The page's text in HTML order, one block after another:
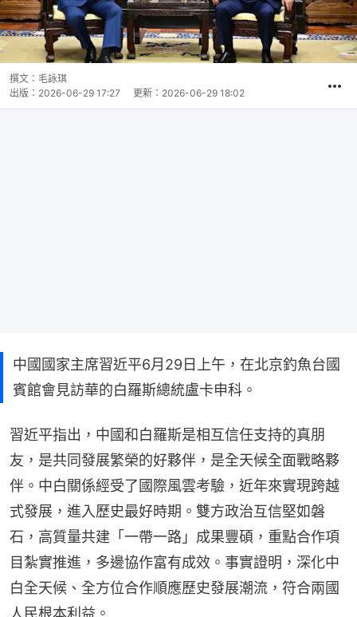
撰文： 毛詠琪
出版： 2026-06-29 17:27 更新： 2026-06-29 18:02
中國國家主席習近平6月29日上午，在北京釣魚台國
賓館會見訪華的白羅斯總統盧卡申科。
習近平指出，中國和白羅斯是相互信任支持的真朋
友，是共同發展繁榮的好夥伴，是全天候全面戰略夥
伴。中白關係經受了國際風雲考驗，近年來實現跨越
式發展，進入歷史最好時期。雙方政治互信堅如磐
石，高質量共建「一帶一路」成果豐碩，重點合作項
目紮實推進，多邊協作富有成效。事實證明，深化中
白全天候、全方位合作順應歷史發展潮流，符合兩國